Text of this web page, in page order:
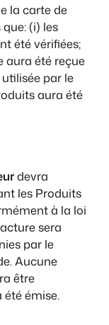
la carte de
(i) les
été vérifiées;
aura été reçue
par le
aura été
devra
les Produits
à la loi
sera
par le
Aucune
être
émise.